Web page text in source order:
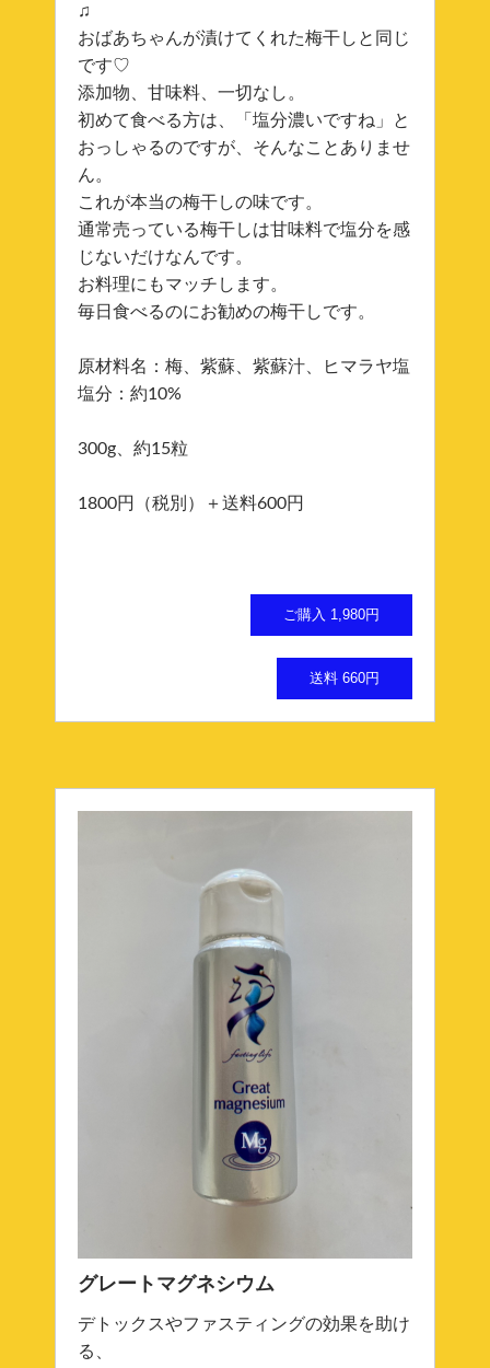
♫
おばあちゃんが漬けてくれた梅干しと同じ
です♡
添加物、甘味料、一切なし。
初めて食べる方は、「塩分濃いですね」と
おっしゃるのですが、そんなことありませ
ん。
これが本当の梅干しの味です。
通常売っている梅干しは甘味料で塩分を感
じないだけなんです。
お料理にもマッチします。
毎日食べるのにお勧めの梅干しです。
原材料名：梅、紫蘇、紫蘇汁、ヒマラヤ塩
塩分：約10%
300g、約15粒
1800円（税別）＋送料600円
ご購入 1,980円
送料 660円
グレートマグネシウム
デトックスやファスティングの効果を助け
る、